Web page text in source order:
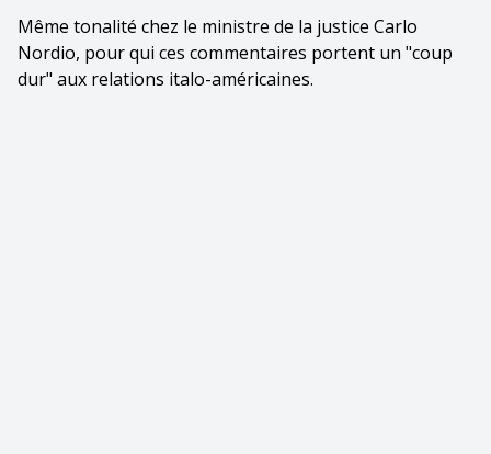
Même tonalité chez le ministre de la justice Carlo
Nordio, pour qui ces commentaires portent un "coup
dur" aux relations italo-américaines.